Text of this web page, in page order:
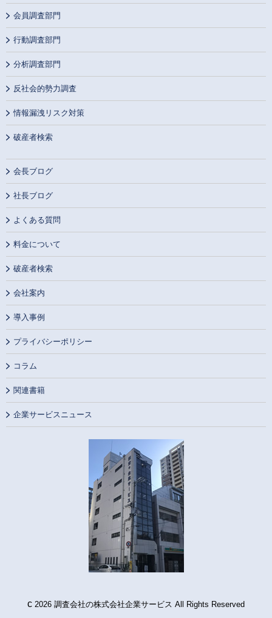
会員調査部門
行動調査部門
分析調査部門
反社会的勢力調査
情報漏洩リスク対策
破産者検索
会長ブログ
社長ブログ
よくある質問
料金について
破産者検索
会社案内
導入事例
プライバシーポリシー
コラム
関連書籍
企業サービスニュース
c 2026 調査会社の株式会社企業サービス All Rights Reserved